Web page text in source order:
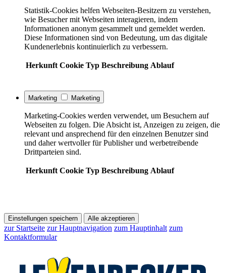
Statistik-Cookies helfen Webseiten-Besitzern zu verstehen,
wie Besucher mit Webseiten interagieren, indem
Informationen anonym gesammelt und gemeldet werden.
Diese Informationen sind von Bedeutung, um das digitale
Kundenerlebnis kontinuierlich zu verbessern.
Herkunft Cookie Typ Beschreibung Ablauf
Marketing Marketing
Marketing-Cookies werden verwendet, um Besuchern auf
Webseiten zu folgen. Die Absicht ist, Anzeigen zu zeigen, die
relevant und ansprechend für den einzelnen Benutzer sind
und daher wertvoller für Publisher und werbetreibende
Drittparteien sind.
Herkunft Cookie Typ Beschreibung Ablauf
Einstellungen speichern Alle akzeptieren
zur Startseite zur Hauptnavigation zum Hauptinhalt zum
Kontaktformular